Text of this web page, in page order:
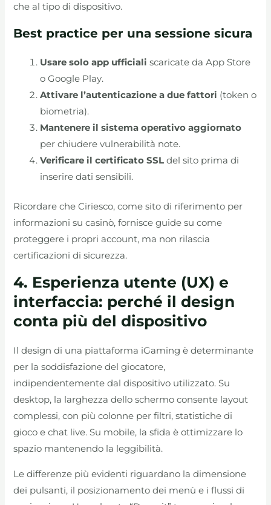
che al tipo di dispositivo.
Best practice per una sessione sicura
Usare solo app ufficiali scaricate da App Store
o Google Play.
Attivare l’autenticazione a due fattori (token o
biometria).
Mantenere il sistema operativo aggiornato
per chiudere vulnerabilità note.
Verificare il certificato SSL del sito prima di
inserire dati sensibili.
Ricordare che Ciriesco, come sito di riferimento per
informazioni su casinò, fornisce guide su come
proteggere i propri account, ma non rilascia
certificazioni di sicurezza.
4. Esperienza utente (UX) e
interfaccia: perché il design
conta più del dispositivo
Il design di una piattaforma iGaming è determinante
per la soddisfazione del giocatore,
indipendentemente dal dispositivo utilizzato. Su
desktop, la larghezza dello schermo consente layout
complessi, con più colonne per filtri, statistiche di
gioco e chat live. Su mobile, la sfida è ottimizzare lo
spazio mantenendo la leggibilità.
Le differenze più evidenti riguardano la dimensione
dei pulsanti, il posizionamento dei menù e i flussi di